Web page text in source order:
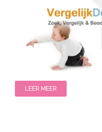
LEER MEER